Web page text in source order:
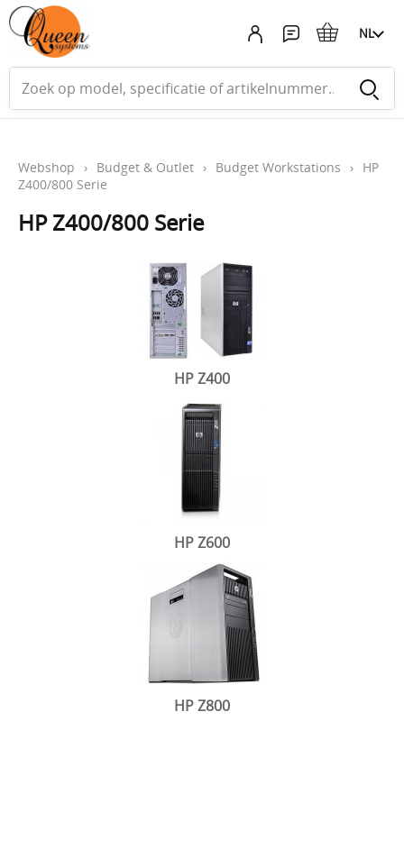
NL
Webshop › Budget & Outlet › Budget Workstations › HP
Z400/800 Serie
HP Z400/800 Serie
HP Z400
HP Z600
HP Z800